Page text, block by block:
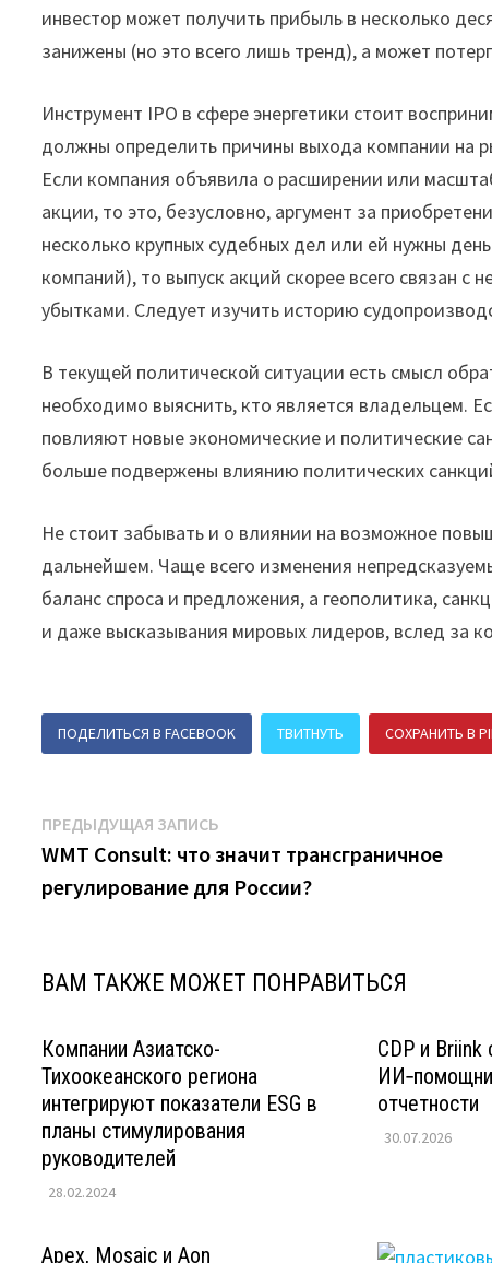
инвестор может получить прибыль в несколько
занижены (но это всего лишь тренд), а может
Инструмент IPO в сфере энергетики стоит
должны определить причины выхода компании на
Если компания объявила о расширении или
акции, то это, безусловно, аргумент за
несколько крупных судебных дел или ей нужны
компаний), то выпуск акций скорее всего связан с
убытками. Следует изучить историю
В текущей политической ситуации есть смысл
необходимо выяснить, кто является владельцем.
повлияют новые экономические и политические
больше подвержены влиянию политических
Не стоит забывать и о влиянии на возможное
дальнейшем. Чаще всего изменения
баланс спроса и предложения, а геополитика,
и даже высказывания мировых лидеров, вслед за
ПОДЕЛИТЬСЯ В FACEBOOK ТВИТНУТЬ СОХРАНИТЬ В
Навигация
по
записям
ПРЕДЫДУЩАЯ ЗАПИСЬ
запись:
WMT Consult: что значит трансграничное
регулирование для России?
ВАМ ТАКЖЕ МОЖЕТ ПОНРАВИТЬСЯ
Компании Азиатско-
Тихоокеанского региона
интегрируют показатели ESG в
планы стимулирования
руководителей
28.02.2024
CDP и
отчетности
30.07.2026
Apex, Mosaic и Aon